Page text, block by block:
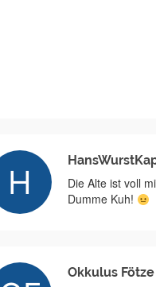
Die Alte ist voll
Dumme Kuh!
Okkulus Fötze